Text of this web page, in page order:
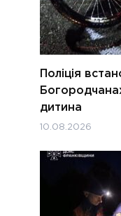
Поліція
дитина
10.08.2026